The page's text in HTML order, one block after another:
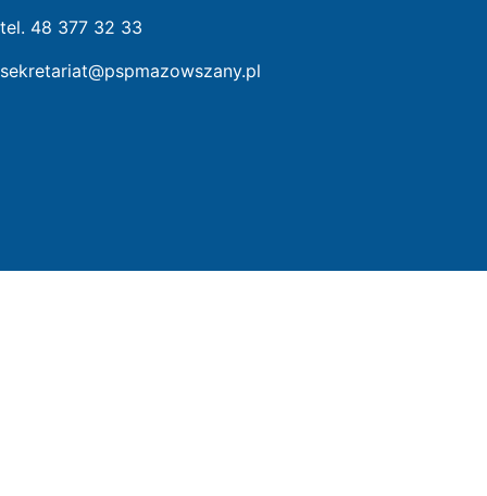
tel. 48 377 32 33
sekretariat@pspmazowszany.pl